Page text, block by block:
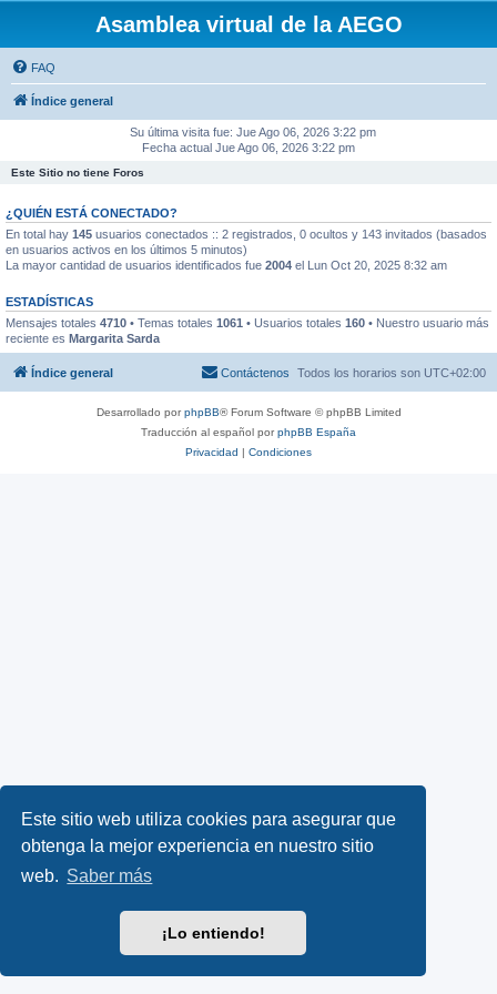
Este sitio web utiliza cookies para asegurar que
obtenga la mejor experiencia en nuestro sitio
web. Saber más
¡Lo entiendo!
Asamblea virtual de la AEGO
FAQ
Índice general
Su última visita fue: Jue Ago 06, 2026 3:22 pm
Fecha actual Jue Ago 06, 2026 3:22 pm
Este Sitio no tiene Foros
¿QUIÉN ESTÁ CONECTADO?
En total hay 145 usuarios conectados :: 2 registrados, 0 ocultos y 143 invitados (basados
en usuarios activos en los últimos 5 minutos)
La mayor cantidad de usuarios identificados fue 2004 el Lun Oct 20, 2025 8:32 am
ESTADÍSTICAS
Mensajes totales 4710 • Temas totales 1061 • Usuarios totales 160 • Nuestro usuario más
reciente es Margarita Sarda
Índice general Todos los horarios son UTC+02:00
Contáctenos
Desarrollado porphpBB® Forum Software © phpBB Limited
Traducción al español porphpBB España
Privacidad | Condiciones